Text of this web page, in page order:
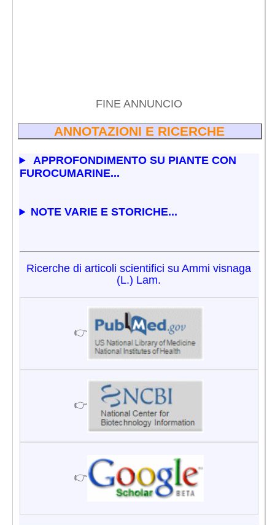
FINE ANNUNCIO
ANNOTAZIONI E RICERCHE
APPROFONDIMENTO SU PIANTE CON
FUROCUMARINE...
NOTE VARIE E STORICHE...
Ricerche di articoli scientifici su Ammi visnaga
(L.) Lam.
👉
👉
👉